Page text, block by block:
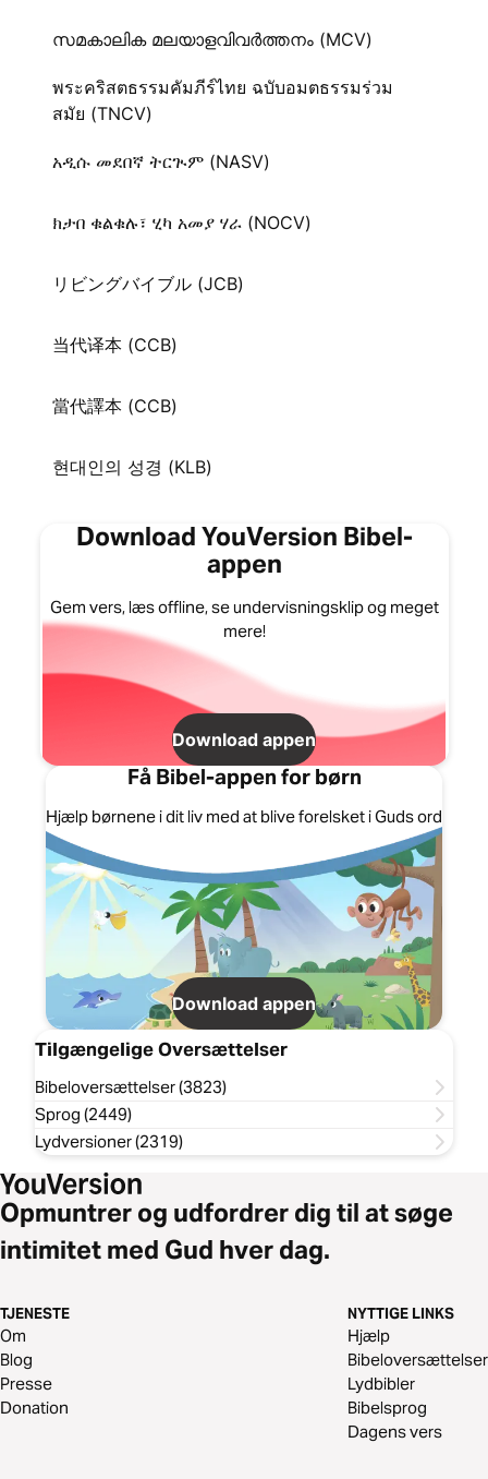
സമകാലിക മലയാളവിവർത്തനം (MCV)
พระคริสตธรรมคัมภีร์ไทย ฉบับอมตธรรมร่วม
สมัย (TNCV)
አዲሱ መደበኛ ትርጒም (NASV)
ክታበ ቁልቁሉ፣ ሂካ አመያ ሃራ (NOCV)
リビングバイブル (JCB)
当代译本 (CCB)
當代譯本 (CCB)
현대인의 성경 (KLB)
Download YouVersion Bibel-
appen
Gem vers, læs offline, se undervisningsklip og meget
mere!
Download appen
Få Bibel-appen for børn
Hjælp børnene i dit liv med at blive forelsket i Guds ord
Download appen
Tilgængelige Oversættelser
Bibeloversættelser (3823)
Sprog (2449)
Lydversioner (2319)
Opmuntrer og udfordrer dig til at søge
intimitet med Gud hver dag.
TJENESTE
Om
Blog
Presse
Donation
NYTTIGE LINKS
Hjælp
Bibeloversættelser
Lydbibler
Bibelsprog
Dagens vers